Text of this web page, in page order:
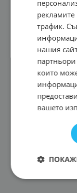
трафик.
нашия
които
вашето